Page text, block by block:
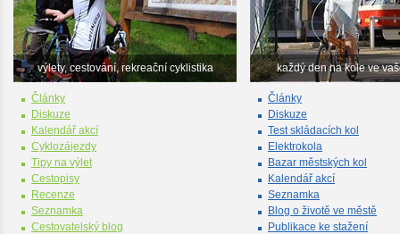
výlety, cestování, rekreační cyklistika
Články
Diskuze
Kalendář akcí
Cyklozájezdy
Tipy na výlet
Cestopisy
Recenze
Seznamka
Cestovatelský blog
každý den na kole ve
Články
Diskuze
Test skládacích kol
Elektrokola
Bazar městských kol
Kalendář akcí
Seznamka
Blog o životě ve městě
Publikace ke stažení